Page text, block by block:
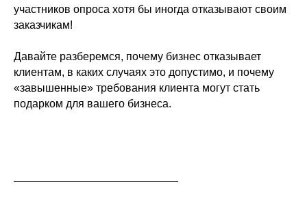
участников опроса хотя бы иногда отказывают своим
заказчикам!
Давайте разберемся, почему бизнес отказывает
клиентам, в каких случаях это допустимо, и почему
«завышенные» требования клиента могут стать
подарком для вашего бизнеса.